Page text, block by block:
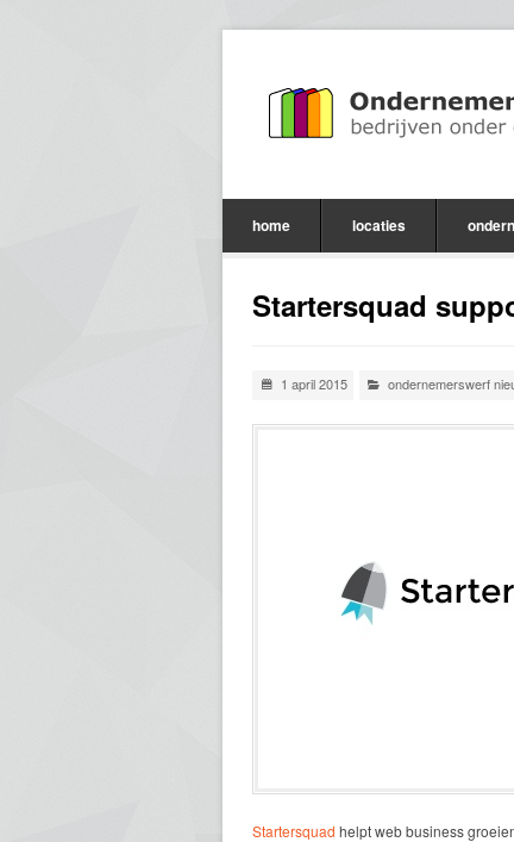
home locaties
Startersquad
1 april 2015 ondernemerswerf
Startersquad helpt web business